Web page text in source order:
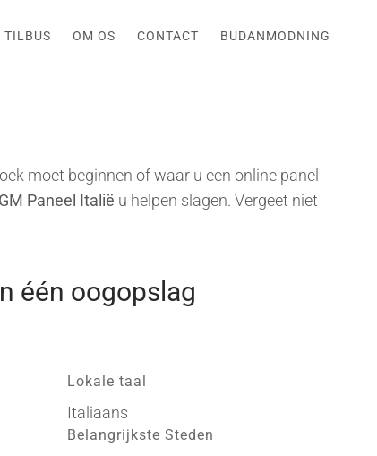
TILBUS OM OS CONTACT BUDANMODNING
moet beginnen of waar u een online panel
Paneel Italië u helpen slagen. Vergeet niet
één oogopslag
Lokale taal
Italiaans
Belangrijkste Steden